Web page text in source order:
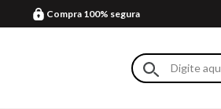
Compra 100% segura